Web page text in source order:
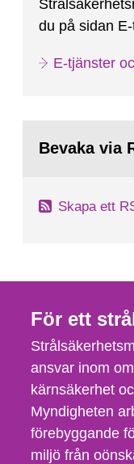
du på sidan
E-tjänster
Bevaka via
Skapa ett
För ett
ansvar inom
kärnsäkerhet
Myndigheten
förebyggande
miljö från